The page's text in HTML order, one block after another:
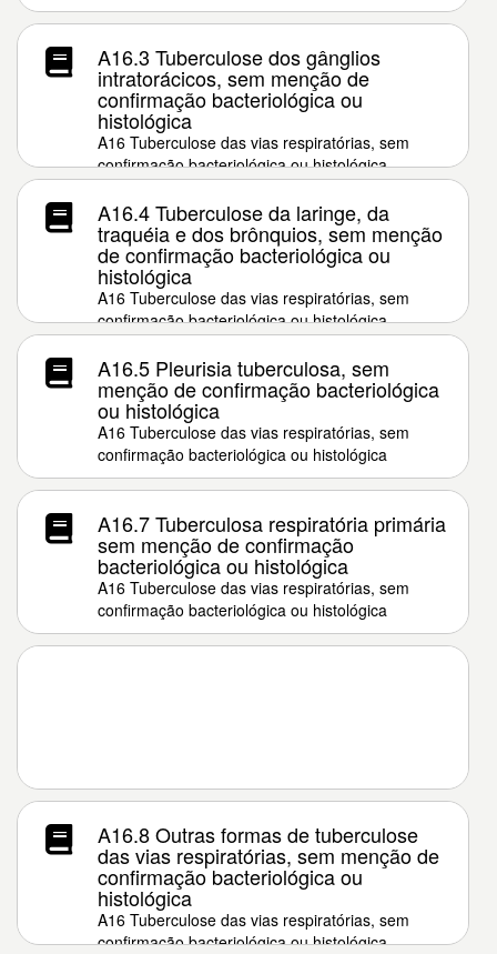
A16.3 Tuberculose dos gânglios
intratorácicos, sem menção de
confirmação bacteriológica ou
histológica
A16 Tuberculose das vias respiratórias, sem
confirmação bacteriológica ou histológica
A16.4 Tuberculose da laringe, da
traquéia e dos brônquios, sem menção
de confirmação bacteriológica ou
histológica
A16 Tuberculose das vias respiratórias, sem
confirmação bacteriológica ou histológica
A16.5 Pleurisia tuberculosa, sem
menção de confirmação bacteriológica
ou histológica
A16 Tuberculose das vias respiratórias, sem
confirmação bacteriológica ou histológica
A16.7 Tuberculosa respiratória primária
sem menção de confirmação
bacteriológica ou histológica
A16 Tuberculose das vias respiratórias, sem
confirmação bacteriológica ou histológica
A16.8 Outras formas de tuberculose
das vias respiratórias, sem menção de
confirmação bacteriológica ou
histológica
A16 Tuberculose das vias respiratórias, sem
confirmação bacteriológica ou histológica